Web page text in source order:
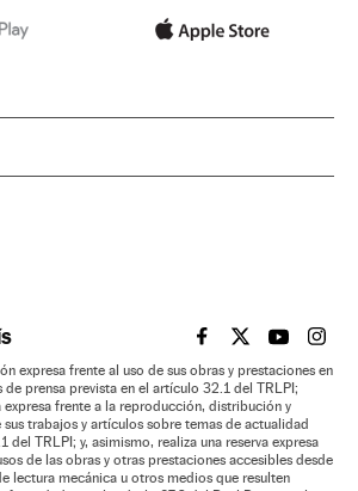
EL PAÍS BRASIL EN
EL PAÍSEL PAÍS
EL
expresa frente al uso de sus obras y prestaciones en
de prensa prevista en el artículo 32.1 del TRLPI;
expresa frente a la reproducción, distribución y
trabajos y artículos sobre temas de actualidad
del TRLPI; y, asimismo, realiza una reserva expresa
de las obras y otras prestaciones accesibles desde
lectura mecánica u otros medios que resulten